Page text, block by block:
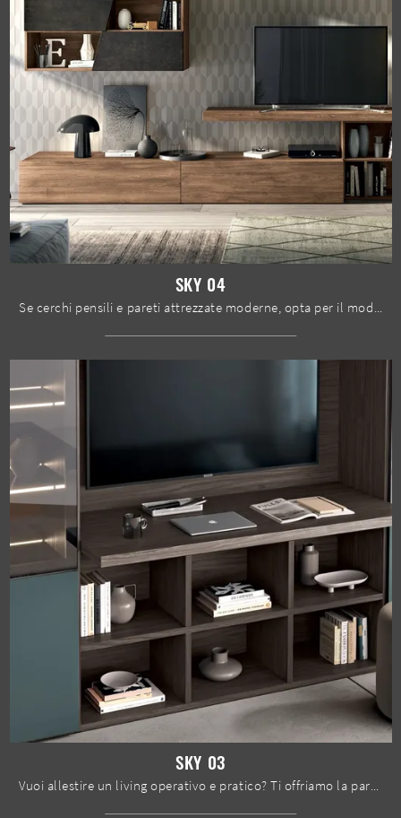
SKY 04
Se cerchi pensili e pareti attrezzate moderne, opta per il modello Sky 04 di Spar: clicca e ottieni informazioni!
SKY 03
Vuoi allestire un living operativo e pratico? Ti offriamo la parete attrezzata Sky 03 Spar dalle linee decise moderne.